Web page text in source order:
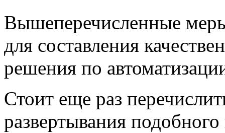
Вышеперечисленные
для составления
решения по
Стоит еще раз
развертывания подобного